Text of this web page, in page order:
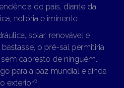
do país, diante da
notória e iminente.
solar, renovável e
o pré-sal permitiria
sem cabresto de ninguém.
para a paz mundial e ainda
exterior?